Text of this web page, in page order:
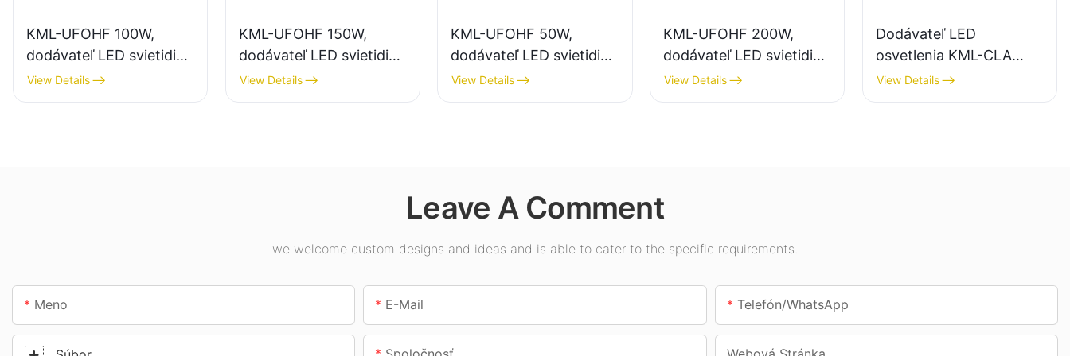
KML-UFOHF 100W,
dodávateľ LED svietidiel
do vysokých hal pre
priemyselné závody,
View Details
KML-UFOHF 150W,
dodávateľ LED svietidiel
pre vnútorné osvetlenie
priemyselných závodov,
View Details
KML-UFOHF 50W,
dodávateľ LED svietidiel
do vysokých hal pre
priemyselné závody,
View Details
KML-UFOHF 200W,
dodávateľ LED svietidiel
pre vnútorné osvetlenie
výstavných siení,
View Details
Dodávateľ LED
osvetlenia KML-CLA
100W pre vnútorné
priestory, ako sú
View Details
Leave A Comment
we welcome custom designs and ideas and is able to cater to the specific requirements.
Meno E-Mail Telefón/whatsApp